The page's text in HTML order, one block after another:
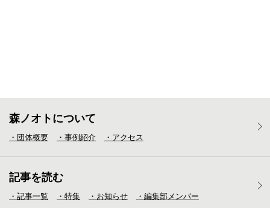
森ノオトについて
・団体概要 ・事例紹介 ・アクセス
記事を読む
・記事一覧 ・特集 ・お知らせ ・編集部メンバー